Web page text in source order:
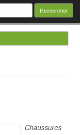
Chaussures